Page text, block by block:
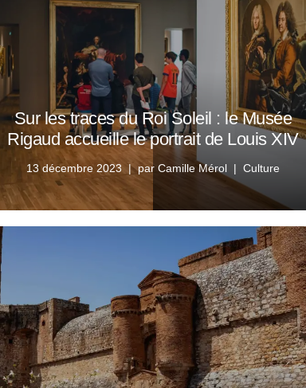
Sur les traces du Roi Soleil : le Musée
Rigaud accueille le portrait de Louis XIV
13 décembre 2023 parCamille Mérol Culture